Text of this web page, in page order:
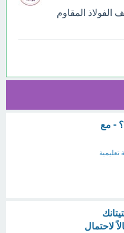
الفولاذ المقاوم
؟ - مع
تعليمية
لاحتمال